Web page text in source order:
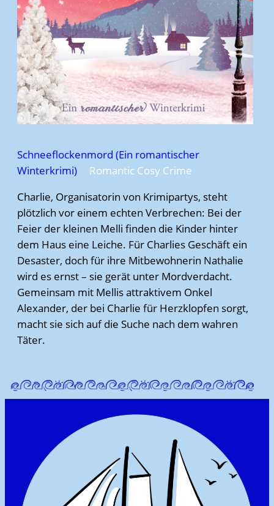
Schneeflockenmord (Ein romantischer
Winterkrimi) Romantic Cosy Crime
Charlie, Organisatorin von Krimipartys, steht
plötzlich vor einem echten Verbrechen: Bei der
Feier der kleinen Melli finden die Kinder hinter
dem Haus eine Leiche. Für Charlies Geschäft ein
Desaster, doch für ihre Mitbewohnerin Nathalie
wird es ernst – sie gerät unter Mordverdacht.
Gemeinsam mit Mellis attraktivem Onkel
Alexander, der bei Charlie für Herzklopfen sorgt,
macht sie sich auf die Suche nach dem wahren
Täter.